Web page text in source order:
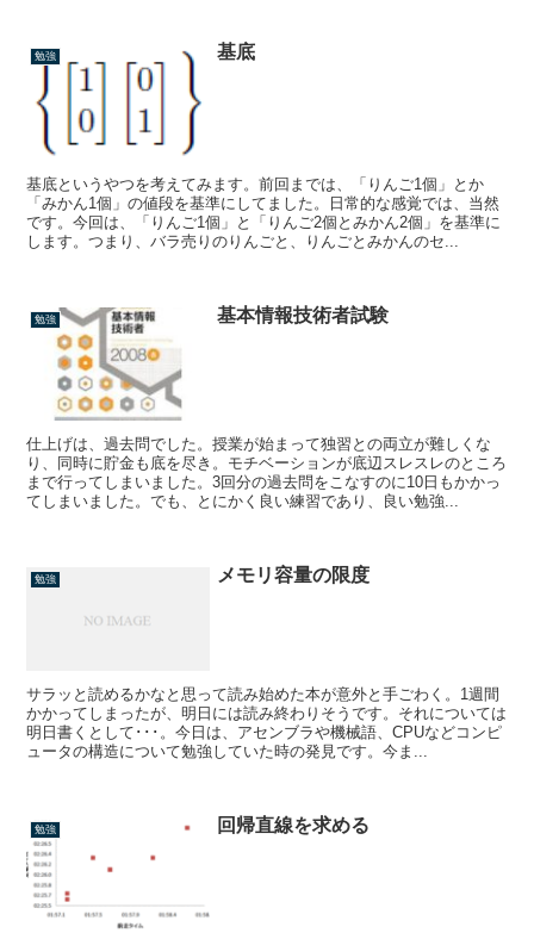
勉強 基底
基底というやつを考えてみます。前回までは、「りんご1個」とか
「みかん1個」の値段を基準にしてました。日常的な感覚では、当然
です。今回は、「りんご1個」と「りんご2個とみかん2個」を基準に
します。つまり、バラ売りのりんごと、りんごとみかんのセ...
勉強 基本情報技術者試験
仕上げは、過去問でした。授業が始まって独習との両立が難しくな
り、同時に貯金も底を尽き。モチベーションが底辺スレスレのところ
まで行ってしまいました。3回分の過去問をこなすのに10日もかかっ
てしまいました。でも、とにかく良い練習であり、良い勉強...
勉強 メモリ容量の限度
サラッと読めるかなと思って読み始めた本が意外と手ごわく。1週間
かかってしまったが、明日には読み終わりそうです。それについては
明日書くとして･･･。今日は、アセンブラや機械語、CPUなどコンピ
ュータの構造について勉強していた時の発見です。今ま...
勉強 回帰直線を求める